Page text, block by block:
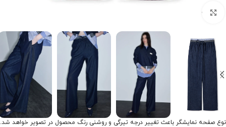
برای بزرگنمایی کلیک کنید
نوع صفحه نمایشگر باعث تغییر درجه تیرگی و روشنی رنگ محصول در تصویر خواهد شد.